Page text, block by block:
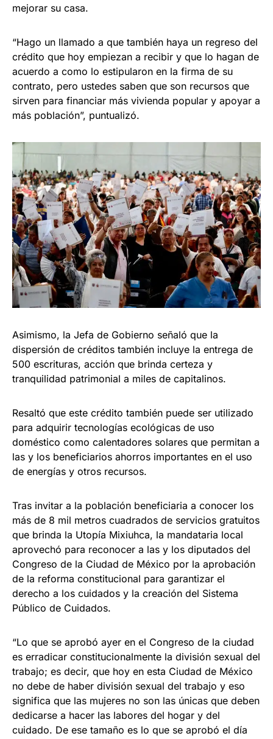
mejorar su casa.
“Hago un llamado a que también haya un regreso del
crédito que hoy empiezan a recibir y que lo hagan de
acuerdo a como lo estipularon en la firma de su
contrato, pero ustedes saben que son recursos que
sirven para financiar más vivienda popular y apoyar a
más población”, puntualizó.
Asimismo, la Jefa de Gobierno señaló que la
dispersión de créditos también incluye la entrega de
500 escrituras, acción que brinda certeza y
tranquilidad patrimonial a miles de capitalinos.
Resaltó que este crédito también puede ser utilizado
para adquirir tecnologías ecológicas de uso
doméstico como calentadores solares que permitan a
las y los beneficiarios ahorros importantes en el uso
de energías y otros recursos.
Tras invitar a la población beneficiaria a conocer los
más de 8 mil metros cuadrados de servicios gratuitos
que brinda la Utopía Mixiuhca, la mandataria local
aprovechó para reconocer a las y los diputados del
Congreso de la Ciudad de México por la aprobación
de la reforma constitucional para garantizar el
derecho a los cuidados y la creación del Sistema
Público de Cuidados.
“Lo que se aprobó ayer en el Congreso de la ciudad
es erradicar constitucionalmente la división sexual del
trabajo; es decir, que hoy en esta Ciudad de México
no debe de haber división sexual del trabajo y eso
significa que las mujeres no son las únicas que deben
dedicarse a hacer las labores del hogar y del
cuidado. De ese tamaño es lo que se aprobó el día